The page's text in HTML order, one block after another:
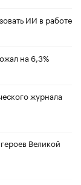
ИИ в работе
на 6,3%
журнала
Великой